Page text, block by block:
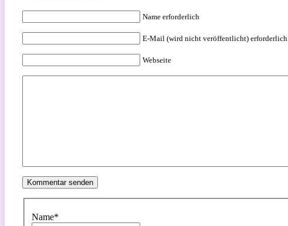
Name erforderlich
E-Mail (wird nicht veröffentlicht) erforderlich
Webseite
Name*